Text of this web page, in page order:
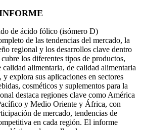
de ácido fólico (isómero D)
de las tendencias del mercado, la
regional y los desarrollos clave dentro
los diferentes tipos de productos,
alimentaria, de calidad alimentaria
explora sus aplicaciones en sectores
cosméticos y suplementos para la
destaca regiones clave como América
y Medio Oriente y África, con
de mercado, tendencias de
en cada región. El informe